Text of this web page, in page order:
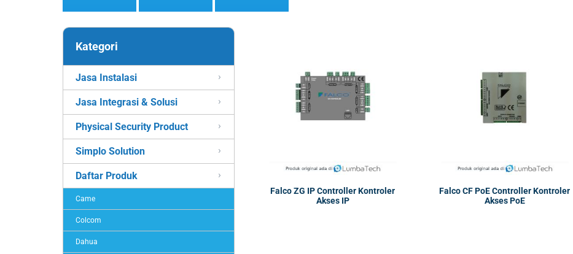
Kategori
Jasa Instalasi
Jasa Integrasi & Solusi
Physical Security Product
Simplo Solution
Daftar Produk
Came
Colcom
Dahua
Falco ZG IP Controller Kontroler
Akses IP
Falco CF PoE Controller Kontroler
Akses PoE